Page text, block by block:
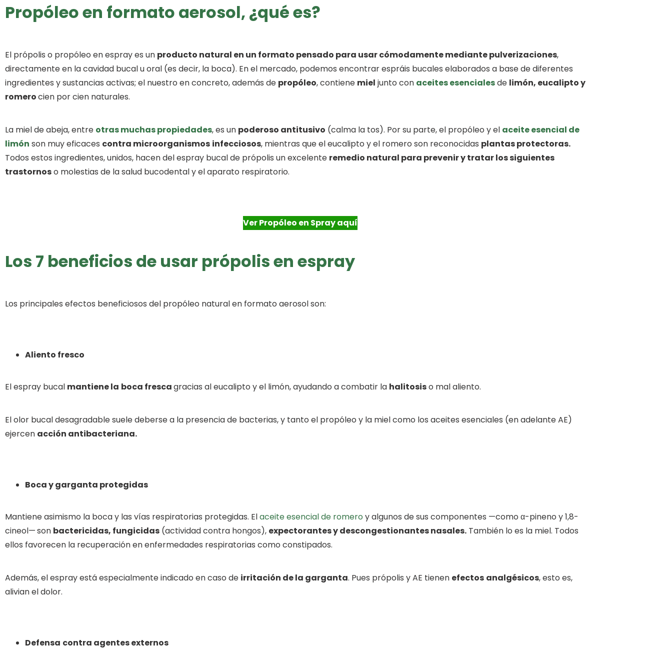
Propóleo en formato aerosol, ¿qué es?
El própolis o propóleo en espray es un producto natural en un formato pensado para usar cómodamente mediante pulverizaciones,
directamente en la cavidad bucal u oral (es decir, la boca). En el mercado, podemos encontrar espráis bucales elaborados a base de diferentes
ingredientes y sustancias activas; el nuestro en concreto, además de propóleo, contiene miel junto con aceites esencialesde limón, eucalipto y
romerocien por cien naturales.
La miel de abeja, entre otras muchas propiedades, es un poderoso antitusivo (calma la tos). Por su parte, el propóleo y el aceite esencial de
limón son muy eficaces contra microorganismos infecciosos, mientras que el eucalipto y el romero son reconocidas plantas protectoras.
Todos estos ingredientes, unidos, hacen del espray bucal de própolis un excelente remedio natural para prevenir y tratar los siguientes
trastornoso molestias de la salud bucodental y el aparato respiratorio.
Ver Propóleo en Spray aquí
Los 7 beneficios de usar própolis en espray
Los principales efectos beneficiosos del propóleo natural en formato aerosol son:
Aliento fresco
El espray bucal mantiene la boca frescagracias al eucalipto y el limón, ayudando a combatir la halitosiso mal aliento.
El olor bucal desagradable suele deberse a la presencia de bacterias, y tanto el propóleo y la miel como los aceites esenciales (en adelante AE)
ejercen acción antibacteriana.
Boca y garganta protegidas
Mantiene asimismo la boca y las vías respiratorias protegidas. Elaceite esencial de romero y algunos de sus componentes —como α-pineno y 1,8-
cineol—son bactericidas, fungicidas (actividad contra hongos), expectorantes y descongestionantes nasales. También lo es la miel. Todos
ellos favorecen la recuperación en enfermedades respiratorias como constipados.
Además, el espray está especialmente indicado en caso de irritación de la garganta. Pues própolis y AE tienen efectos analgésicos, esto es,
alivian el dolor.
Defensa contra agentes externos